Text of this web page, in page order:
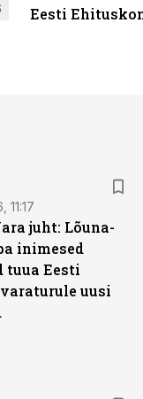
Eesti
11:17
juht: Lõuna-
inimesed
tuua Eesti
uusi